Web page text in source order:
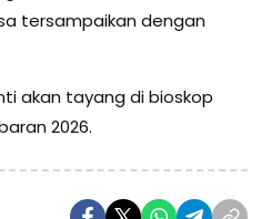
tersampaikan dengan
akan tayang di bioskop
2026.